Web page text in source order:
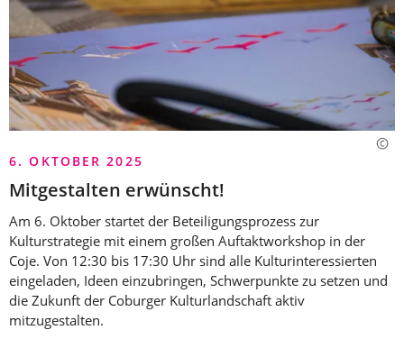
6. OKTOBER 2025
Mitgestalten erwünscht!
Am 6. Oktober startet der Beteiligungsprozess zur
Kulturstrategie mit einem großen Auftaktworkshop in der
Coje. Von 12:30 bis 17:30 Uhr sind alle Kulturinteressierten
eingeladen, Ideen einzubringen, Schwerpunkte zu setzen und
die Zukunft der Coburger Kulturlandschaft aktiv
mitzugestalten.